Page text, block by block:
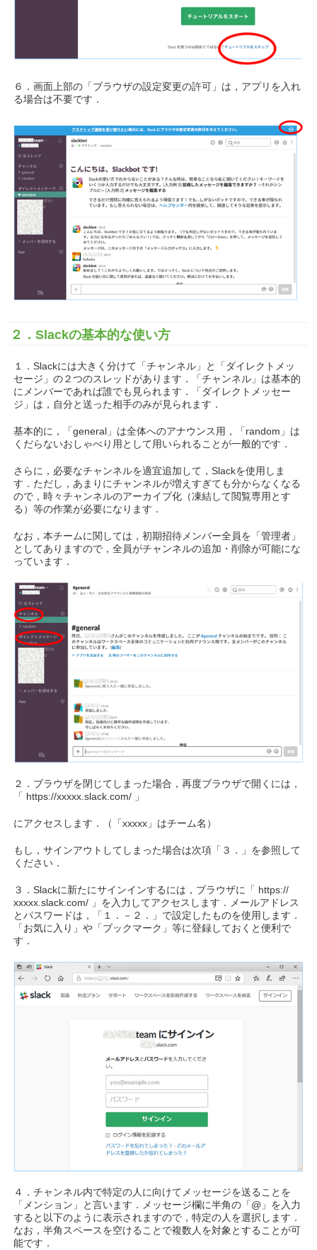
６．画面上部の「ブラウザの設定変更の許可」は，アプリを入れ
る場合は不要です．
２．Slackの基本的な使い方
１．Slackには大きく分けて「チャンネル」と「ダイレクトメッ
セージ」の２つのスレッドがあります．「チャンネル」は基本的
にメンバーであれば誰でも見られます．「ダイレクトメッセー
ジ」は，自分と送った相手のみが見られます．
基本的に，「general」は全体へのアナウンス用，「random」は
くだらないおしゃべり用として用いられることが一般的です．
さらに，必要なチャンネルを適宜追加して，Slackを使用しま
す．ただし，あまりにチャンネルが増えすぎても分からなくなる
ので，時々チャンネルのアーカイブ化（凍結して閲覧専用とす
る）等の作業が必要になります．
なお，本チームに関しては，初期招待メンバー全員を「管理者」
としてありますので，全員がチャンネルの追加・削除が可能にな
っています．
２．ブラウザを閉じてしまった場合，再度ブラウザで開くには，
「 https://xxxxx.slack.com/ 」
にアクセスします．（「xxxxx」はチーム名）
もし，サインアウトしてしまった場合は次項「３．」を参照して
ください．
３．Slackに新たにサインインするには，ブラウザに「 https://
xxxxx.slack.com/ 」を入力してアクセスします．メールアドレス
とパスワードは，「１．－２．」で設定したものを使用します．
「お気に入り」や「ブックマーク」等に登録しておくと便利で
す．
４．チャンネル内で特定の人に向けてメッセージを送ることを
「メンション」と言います．メッセージ欄に半角の「@」を入力
すると以下のように表示されますので，特定の人を選択します．
なお，半角スペースを空けることで複数人を対象とすることが可
能です．